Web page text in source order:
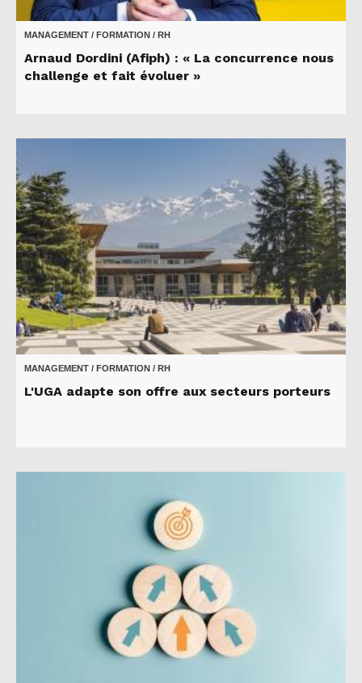
MANAGEMENT / FORMATION / RH
Arnaud Dordini (Afiph) : « La concurrence nous
challenge et fait évoluer »
MANAGEMENT / FORMATION / RH
L'UGA adapte son offre aux secteurs porteurs